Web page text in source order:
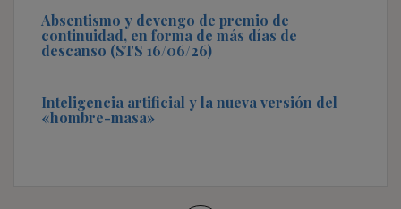
Absentismo y devengo de premio de
continuidad, en forma de más días de
descanso (STS 16/06/26)
Inteligencia artificial y la nueva versión del
«hombre-masa»